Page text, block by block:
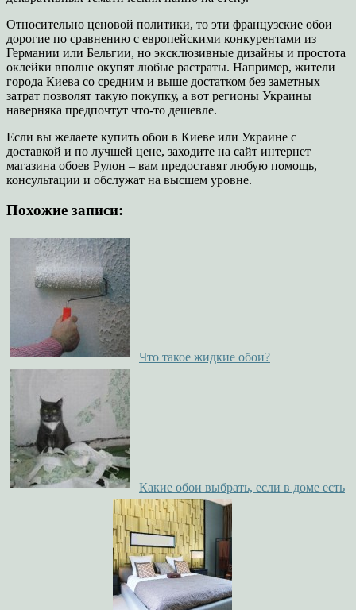
Относительно ценовой политики, то эти французские обои
дорогие по сравнению с европейскими конкурентами из
Германии или Бельгии, но эксклюзивные дизайны и простота
оклейки вполне окупят любые растраты. Например, жители
города Киева со средним и выше достатком без заметных
затрат позволят такую покупку, а вот регионы Украины
наверняка предпочтут что-то дешевле.
Если вы желаете купить обои в Киеве или Украине с
доставкой и по лучшей цене, заходите на сайт интернет
магазина обоев Рулон – вам предоставят любую помощь,
консультации и обслужат на высшем уровне.
Похожие записи:
Что такое жидкие обои?
Какие обои выбрать, если в доме есть